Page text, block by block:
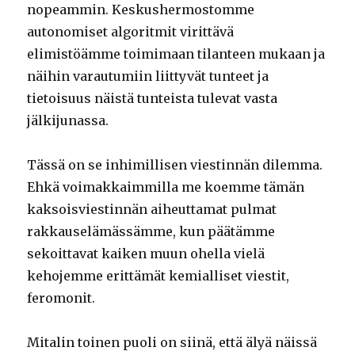
nopeammin. Keskushermostomme
autonomiset algoritmit virittävä
elimistöämme toimimaan tilanteen mukaan ja
näihin varautumiin liittyvät tunteet ja
tietoisuus näistä tunteista tulevat vasta
jälkijunassa.
Tässä on se inhimillisen viestinnän dilemma.
Ehkä voimakkaimmilla me koemme tämän
kaksoisviestinnän aiheuttamat pulmat
rakkauselämässämme, kun päätämme
sekoittavat kaiken muun ohella vielä
kehojemme erittämät kemialliset viestit,
feromonit.
Mitalin toinen puoli on siinä, että älyä näissä